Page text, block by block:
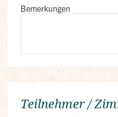
Bemerkungen
Teilnehmer /